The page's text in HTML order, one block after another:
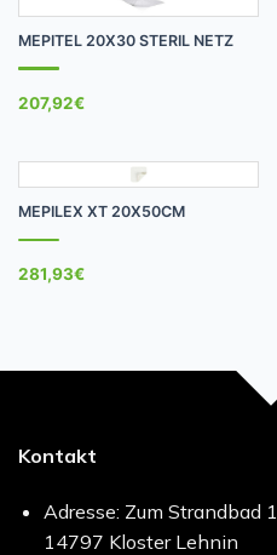
MEPITEL 20X30 STERIL NETZ
207,92€
MEPILEX XT 20X50CM
281,93€
Kontakt
Adresse: Zum Strandbad 1,
14797 Kloster Lehnin